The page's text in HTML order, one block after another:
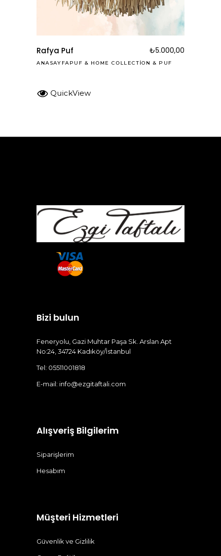
Rafya Puf ₺5.000,00
ANASAYFAPUF & HOME COLLECTION & PUF
QuickView
Bizi bulun
Feneryolu, Gazi Muhtar Paşa Sk. Arslan Apt
No:24, 34724 Kadıköy/İstanbul
Tel: 05511001818
E-mail: info@ezgitaftali.com
Alışveriş Bilgilerim
Siparişlerim
Hesabım
Müşteri Hizmetleri
Güvenlik ve Gizlilik